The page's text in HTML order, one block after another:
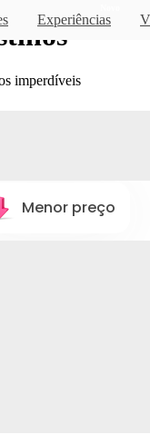
Experiências
imperdíveis
Menor preço